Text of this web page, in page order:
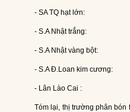
- SA TQ hạt lớn:
- S.A Nhật trắng:
- S.A Nhật vàng bột:
- S.A Đ.Loan kim cương:
- Lân Lào Cai :
Tóm lại, thị trường phân bón tại T.P HCM vừa qua không có nhiều biến động lớn, giá UREA nhích nhẹ do nhà máy Phú Mỹ